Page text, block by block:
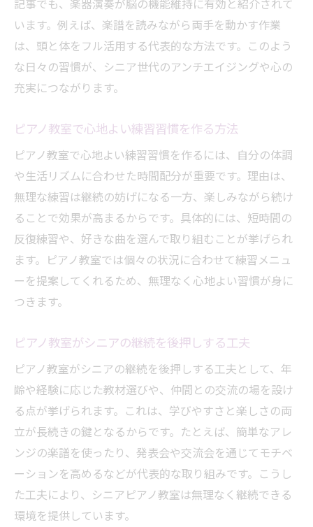
記事でも、楽器演奏が脳の機能維持に有効と紹介されて
います。例えば、楽譜を読みながら両手を動かす作業
は、頭と体をフル活用する代表的な方法です。このよう
な日々の習慣が、シニア世代のアンチエイジングや心の
充実につながります。
ピアノ教室で心地よい練習習慣を作る方法
ピアノ教室で心地よい練習習慣を作るには、自分の体調
や生活リズムに合わせた時間配分が重要です。理由は、
無理な練習は継続の妨げになる一方、楽しみながら続け
ることで効果が高まるからです。具体的には、短時間の
反復練習や、好きな曲を選んで取り組むことが挙げられ
ます。ピアノ教室では個々の状況に合わせて練習メニュ
ーを提案してくれるため、無理なく心地よい習慣が身に
つきます。
ピアノ教室がシニアの継続を後押しする工夫
ピアノ教室がシニアの継続を後押しする工夫として、年
齢や経験に応じた教材選びや、仲間との交流の場を設け
る点が挙げられます。これは、学びやすさと楽しさの両
立が長続きの鍵となるからです。たとえば、簡単なアレ
ンジの楽譜を使ったり、発表会や交流会を通じてモチベ
ーションを高めるなどが代表的な取り組みです。こうし
た工夫により、シニアピアノ教室は無理なく継続できる
環境を提供しています。